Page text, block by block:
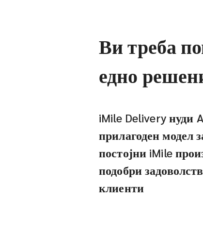
Ви треба
едно
iMile Delivery нуди
прилагоден модел
постојни iMile
подобри
клиенти